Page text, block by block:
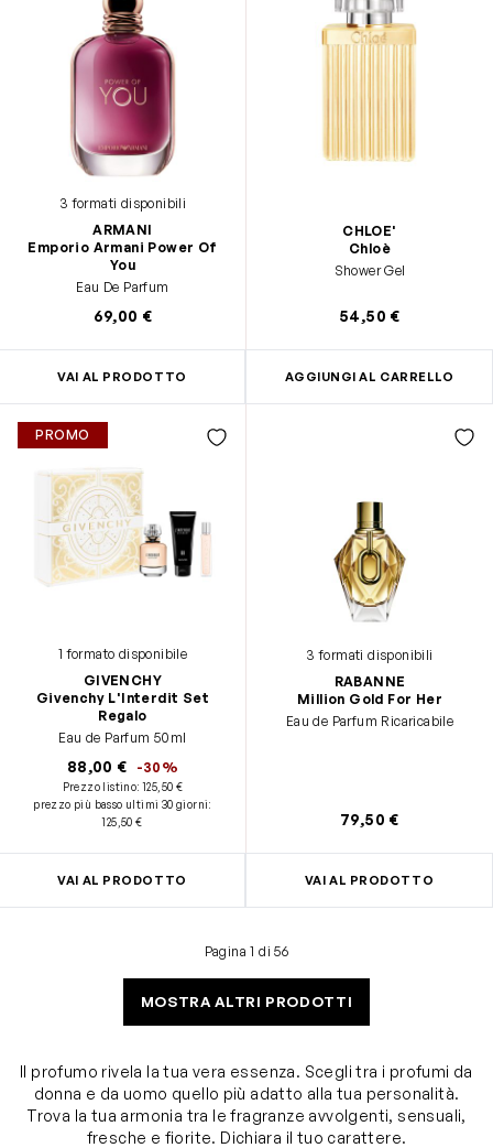
3 formati disponibili
ARMANI
Emporio Armani Power Of
You
Eau De Parfum
69,00 €
VAI AL PRODOTTO
CHLOE'
Chloè
Shower Gel
54,50 €
AGGIUNGI AL CARRELLO
PROMO
1 formato disponibile
GIVENCHY
Givenchy L'Interdit Set
Regalo
Eau de Parfum 50ml
88,00 € -30%
Prezzo listino:125,50 €
prezzo più basso ultimi 30 giorni:
125,50 €
VAI AL PRODOTTO
3 formati disponibili
RABANNE
Million Gold For Her
Eau de Parfum Ricaricabile
79,50 €
VAI AL PRODOTTO
Pagina 1 di 56
MOSTRA ALTRI PRODOTTI
Il profumo rivela la tua vera essenza. Scegli tra i profumi da
donna e da uomo quello più adatto alla tua personalità.
Trova la tua armonia tra le fragranze avvolgenti, sensuali,
fresche e fiorite. Dichiara il tuo carattere.